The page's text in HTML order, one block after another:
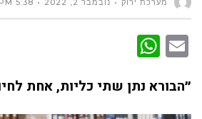
מערכת ירוק נובמבר 2, 2022 5:38 PM
Email
״הבורא נתן שתי כליות, אחת